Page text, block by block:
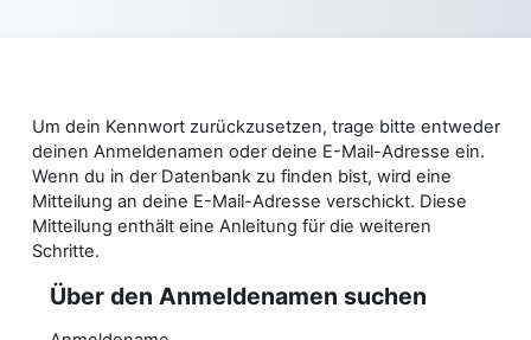
Um dein Kennwort zurückzusetzen, trage bitte entweder
deinen Anmeldenamen oder deine E-Mail-Adresse ein.
Wenn du in der Datenbank zu finden bist, wird eine
Mitteilung an deine E-Mail-Adresse verschickt. Diese
Mitteilung enthält eine Anleitung für die weiteren
Schritte.
Über den Anmeldenamen suchen
Über den Anmeldenamen suchen